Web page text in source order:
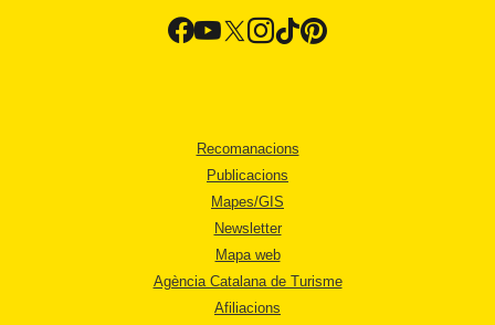
Recomanacions
Publicacions
Mapes/GIS
Newsletter
Mapa web
Agència Catalana de Turisme
Afiliacions